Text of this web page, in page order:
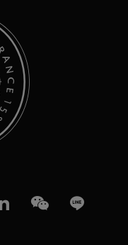
linkedInWeChatLine